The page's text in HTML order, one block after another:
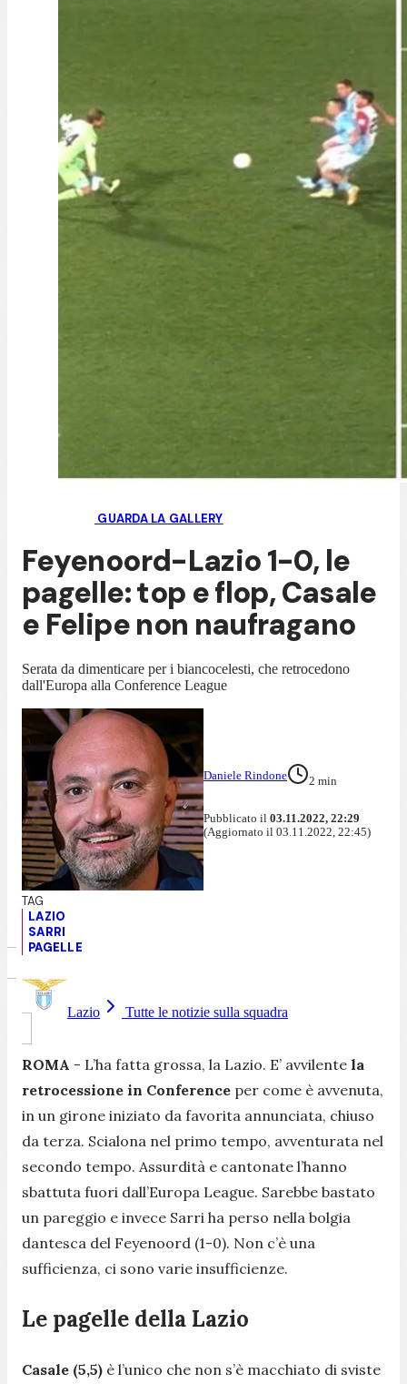
GUARDA LA GALLERY
Feyenoord-Lazio 1-0, le
pagelle: top e flop, Casale
e Felipe non naufragano
Serata da dimenticare per i biancocelesti, che retrocedono
dall'Europa alla Conference League
Daniele Rindone 2 min
Pubblicato il 03.11.2022, 22:29
(Aggiornato il 03.11.2022, 22:45)
LAZIO
SARRI
PAGELLE
Lazio Tutte le notizie sulla squadra
ROMA - L’ha fatta grossa, la Lazio. E’ avvilente la
retrocessione in Conference per come è avvenuta,
in un girone iniziato da favorita annunciata, chiuso
da terza. Scialona nel primo tempo, avventurata nel
secondo tempo. Assurdità e cantonate l’hanno
sbattuta fuori dall’Europa League. Sarebbe bastato
un pareggio e invece Sarri ha perso nella bolgia
dantesca del Feyenoord (1-0). Non c’è una
sufficienza, ci sono varie insufficienze.
Le pagelle della Lazio
Casale (5,5) è l’unico che non s’è macchiato di sviste